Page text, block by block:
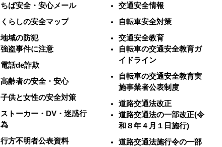
ちば安全・安心メール
くらしの安全マップ
地域の防犯
強盗事件に注意
電話de詐欺
高齢者の安全・安心
子供と女性の安全対策
ストーカー・DV・迷惑行
為
行方不明者公表資料
交通安全情報
自転車安全対策
交通安全教育
自転車の交通安全教育ガ
イドライン
自転車の交通安全教育実
施事業者公表制度
道路交通法改正
道路交通法の一部改正(令
和８年４月１日施行)
道路交通法施行令の一部